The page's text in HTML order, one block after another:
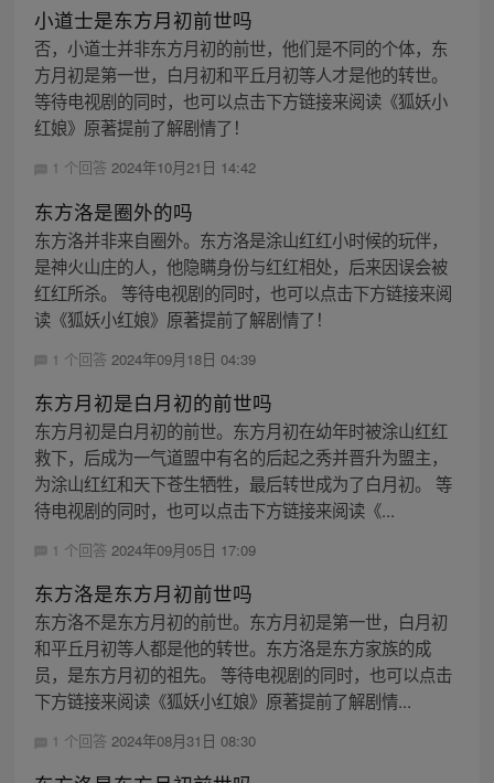
小道士是东方月初前世吗
否，小道士并非东方月初的前世，他们是不同的个体，东
方月初是第一世，白月初和平丘月初等人才是他的转世。
等待电视剧的同时，也可以点击下方链接来阅读《狐妖小
红娘》原著提前了解剧情了！
1 个回答 2024年10月21日 14:42
东方洛是圈外的吗
东方洛并非来自圈外。东方洛是涂山红红小时候的玩伴，
是神火山庄的人，他隐瞒身份与红红相处，后来因误会被
红红所杀。 等待电视剧的同时，也可以点击下方链接来阅
读《狐妖小红娘》原著提前了解剧情了！
1 个回答 2024年09月18日 04:39
东方月初是白月初的前世吗
东方月初是白月初的前世。东方月初在幼年时被涂山红红
救下，后成为一气道盟中有名的后起之秀并晋升为盟主，
为涂山红红和天下苍生牺牲，最后转世成为了白月初。 等
待电视剧的同时，也可以点击下方链接来阅读《...
1 个回答 2024年09月05日 17:09
东方洛是东方月初前世吗
东方洛不是东方月初的前世。东方月初是第一世，白月初
和平丘月初等人都是他的转世。东方洛是东方家族的成
员，是东方月初的祖先。 等待电视剧的同时，也可以点击
下方链接来阅读《狐妖小红娘》原著提前了解剧情...
1 个回答 2024年08月31日 08:30